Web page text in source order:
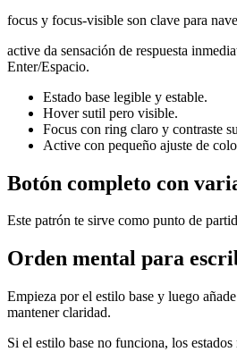
focus y focus-visible son clave para
active da sensación de respuesta
Enter/Espacio.
Estado base legible y estable.
Hover sutil pero visible.
Focus con ring claro y contraste
Active con pequeño ajuste de
Botón completo con
Este patrón te sirve como punto de
Orden mental para
Empieza por el estilo base y luego
mantener claridad.
Si el estilo base no funciona, los